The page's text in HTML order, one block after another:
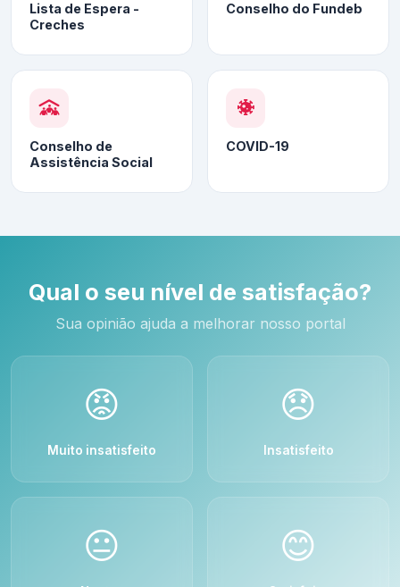
Lista de Espera -
Creches
Conselho do Fundeb
Conselho de
Assistência Social
COVID-19
Qual o seu nível de satisfação?
Sua opinião ajuda a melhorar nosso portal
😡
Muito insatisfeito
😞
Insatisfeito
😐 😊